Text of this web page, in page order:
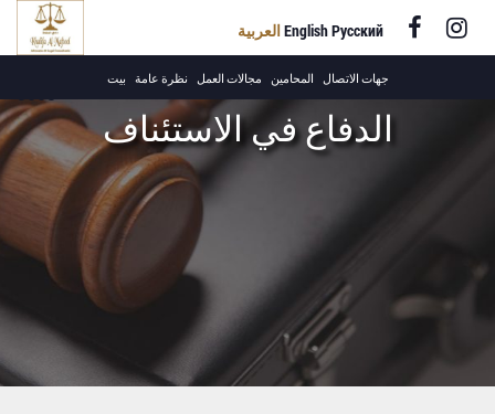
8558
العربيةEnglishРусский
بيت نظرة عامة مجالات العمل المحامين جهات الاتصال
الدفاع في الاستئناف